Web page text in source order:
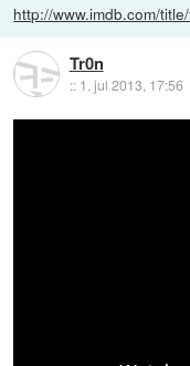
http://www.imdb.com/
Tr0n
:: 1. jul 2013, 17:56